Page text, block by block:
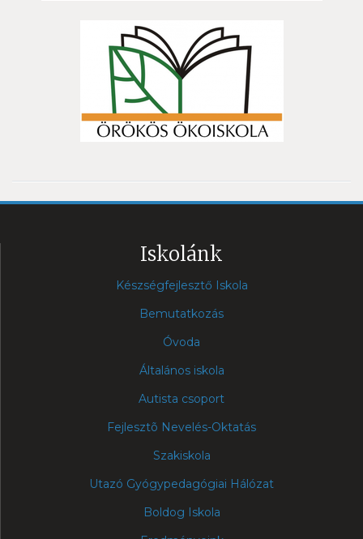
Iskolánk
Készségfejlesztő Iskola
Bemutatkozás
Óvoda
Általános iskola
Autista csoport
Fejlesztõ Nevelés-Oktatás
Szakiskola
Utazó Gyógypedagógiai Hálózat
Boldog Iskola